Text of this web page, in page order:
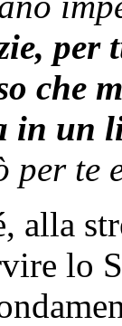
per
che
in un
per te
alla
lo